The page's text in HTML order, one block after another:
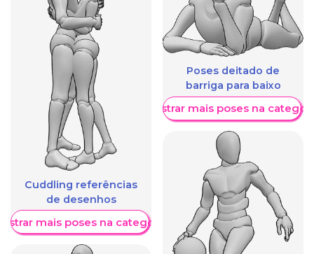
Cuddling referências
de desenhos
mais poses na categoria
Poses deitado de
barriga para baixo
Mostrar mais poses na